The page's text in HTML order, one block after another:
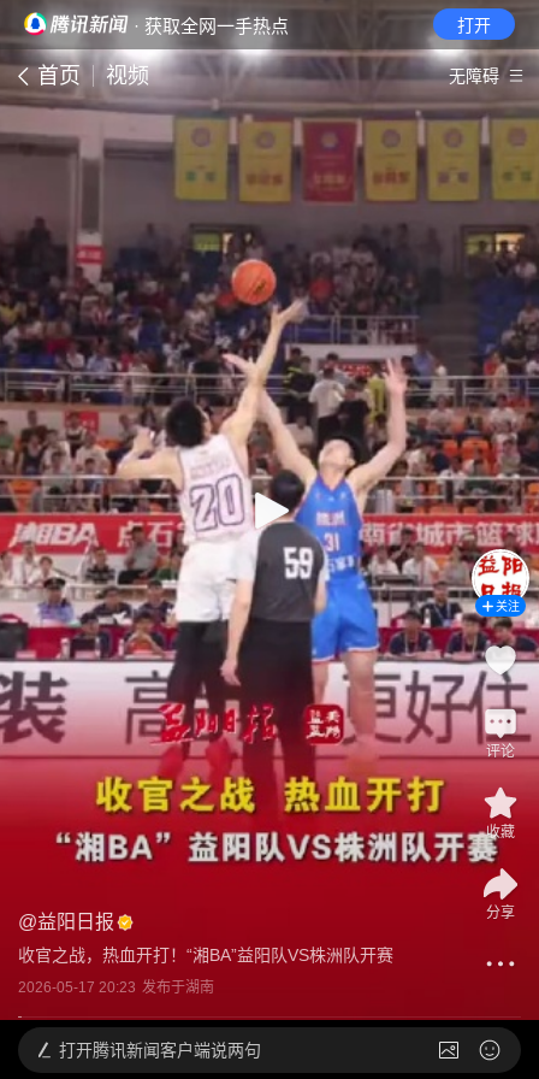
· 获取全网一手热点 打开
首页 视频 无障碍
@益阳日报
收官之战，热血开打！“湘BA”益阳队VS株洲队开赛
2026-05-17 20:23 发布于湖南
关注
评论
收藏
分享
打开腾讯新闻客户端说两句